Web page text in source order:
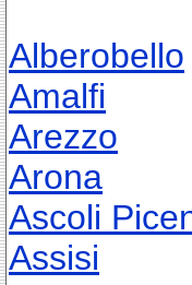
Alberobello
Amalfi
Arezzo
Arona
Ascoli
Assisi